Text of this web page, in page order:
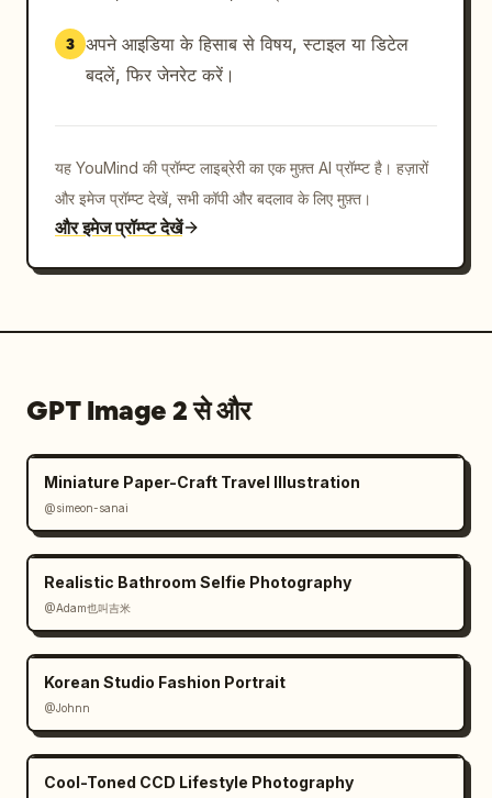
3 अपने आइडिया के हिसाब से विषय, स्टाइल या डिटेल
बदलें, फिर जेनरेट करें।
यह YouMind की प्रॉम्प्ट लाइब्रेरी का एक मुफ़्त AI प्रॉम्प्ट है। हज़ारों
और इमेज प्रॉम्प्ट देखें, सभी कॉपी और बदलाव के लिए मुफ़्त।
और इमेज प्रॉम्प्ट देखें
GPT Image 2 से और
Miniature Paper-Craft Travel Illustration
@simeon-sanai
Realistic Bathroom Selfie Photography
@Adam也叫吉米
Korean Studio Fashion Portrait
@Johnn
Cool-Toned CCD Lifestyle Photography